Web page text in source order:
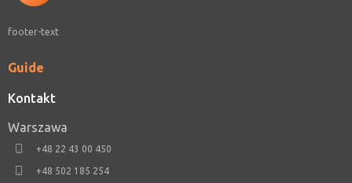
footer-text
Guide
Kontakt
Warszawa
+48 22 43 00 450
+48 502 185 254